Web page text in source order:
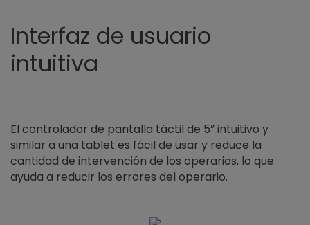
Interfaz de usuario
intuitiva
El controlador de pantalla táctil de 5” intuitivo y
similar a una tablet es fácil de usar y reduce la
cantidad de intervención de los operarios, lo que
ayuda a reducir los errores del operario.